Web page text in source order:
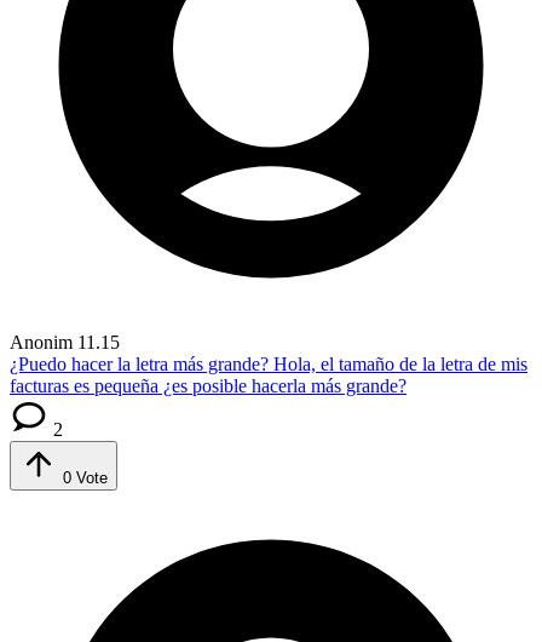
Anonim 11.15
¿Puedo hacer la letra más grande? Hola, el tamaño de la letra de mis
facturas es pequeña ¿es posible hacerla más grande?
2
0 Vote